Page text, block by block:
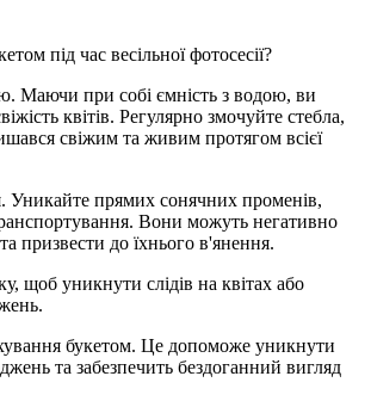
під час весільної фотосесії?
Маючи при собі ємність з водою, ви
квітів. Регулярно змочуйте стебла,
свіжим та живим протягом всієї
Уникайте прямих сонячних променів,
Вони можуть негативно
призвести до їхнього в'янення.
щоб уникнути слідів на квітах або
букетом. Це допоможе уникнути
та забезпечить бездоганний вигляд